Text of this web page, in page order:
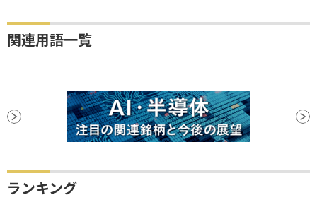
関連用語一覧
ランキング